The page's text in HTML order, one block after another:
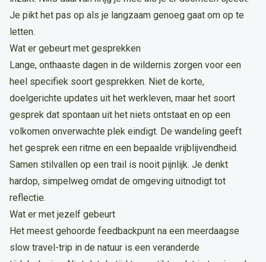
Je pikt het pas op als je langzaam genoeg gaat om op te
letten.
Wat er gebeurt met gesprekken
Lange, onthaaste dagen in de wildernis zorgen voor een
heel specifiek soort gesprekken. Niet de korte,
doelgerichte updates uit het werkleven, maar het soort
gesprek dat spontaan uit het niets ontstaat en op een
volkomen onverwachte plek eindigt. De wandeling geeft
het gesprek een ritme en een bepaalde vrijblijvendheid.
Samen stilvallen op een trail is nooit pijnlijk. Je denkt
hardop, simpelweg omdat de omgeving uitnodigt tot
reflectie.
Wat er met jezelf gebeurt
Het meest gehoorde feedbackpunt na een meerdaagse
slow travel-trip in de natuur is een veranderde